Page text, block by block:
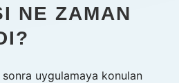
NE ZAMAN
sonra uygulamaya konulan